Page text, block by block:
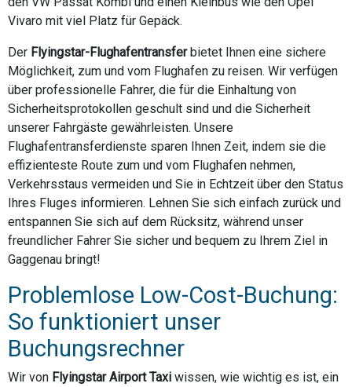
Vivaro mit viel Platz für Gepäck.
Der Flyingstar-Flughafentransferbietet Ihnen eine sichere
Möglichkeit, zum und vom Flughafen zu reisen. Wir verfügen
über professionelle Fahrer, die für die Einhaltung von
Sicherheitsprotokollen geschult sind und die Sicherheit
unserer Fahrgäste gewährleisten. Unsere
Flughafentransferdienste sparen Ihnen Zeit, indem sie die
effizienteste Route zum und vom Flughafen nehmen,
Verkehrsstaus vermeiden und Sie in Echtzeit über den Status
Ihres Fluges informieren. Lehnen Sie sich einfach zurück und
entspannen Sie sich auf dem Rücksitz, während unser
freundlicher Fahrer Sie sicher und bequem zu Ihrem Ziel in
Gaggenau bringt!
Problemlose Low-Cost-Buchung:
So funktioniert unser
Buchungsrechner
Wir von Flyingstar Airport Taxi wissen, wie wichtig es ist, ein